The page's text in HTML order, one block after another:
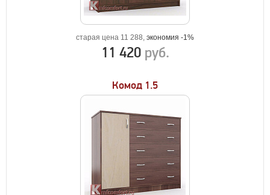
старая цена 11 288, экономия -1%
11 420 руб.
Комод 1.5